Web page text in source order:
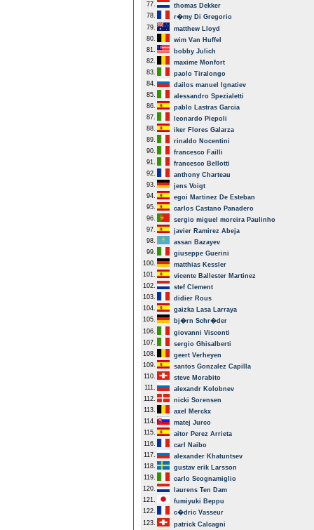
77.
thomas Dekker
78.
r�my Di Gregorio
79.
matthew Lloyd
80.
wim Van Huffel
81.
bobby Julich
82.
maxime Monfort
83.
paolo Tiralongo
84.
dailos manuel Ignatiev
85.
alessandro Spezialetti
86.
pablo Lastras Garcia
87.
leonardo Piepoli
88.
iker Flores Galarza
89.
rinaldo Nocentini
90.
francesco Failli
91.
francesco Bellotti
92.
anthony Charteau
93.
jens Voigt
94.
egoi Martinez De Esteban
95.
carlos Castano Panadero
96.
sergio miguel moreira Paulinho
97.
javier Ramirez Abeja
98.
assan Bazayev
99.
giuseppe Guerini
100.
matthias Kessler
101.
vicente Ballester Martinez
102.
stef Clement
103.
didier Rous
104.
gaizka Lasa Larraya
105.
bj�rn Schr�der
106.
giovanni Visconti
107.
sergio Ghisalberti
108.
geert Verheyen
109.
santos Gonzalez Capilla
110.
steve Morabito
111.
alexandr Kolobnev
112.
nicki Sorensen
113.
axel Merckx
114.
matej Jurco
115.
aitor Perez Arrieta
116.
carl Naibo
117.
alexander Khatuntsev
118.
gustav erik Larsson
119.
carlo Scognamiglio
120.
laurens Ten Dam
121.
fumiyuki Beppu
122.
c�dric Vasseur
123.
patrick Calcagni